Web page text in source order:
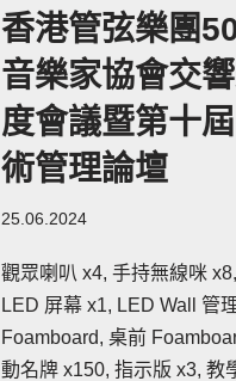
香港管弦樂團
音樂家協會交
度會議暨第十
術管理論壇
25.06.2024
觀眾喇叭 x4, 手持無線咪
LED 屏幕 x1, LED Wall 管
Foamboard, 桌前
動名牌 x150, 指示版 x3, 教